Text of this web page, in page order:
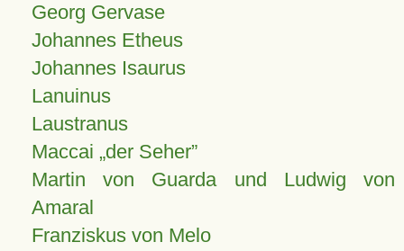
Georg Gervase
Johannes Etheus
Johannes Isaurus
Lanuinus
Laustranus
Maccai „der Seher”
Martin von Guarda und Ludwig von
Amaral
Franziskus von Melo